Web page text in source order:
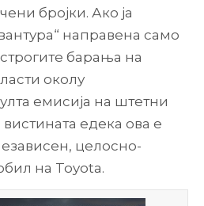
бројки. Ако ја
направена само
барања на
околу
емисија на штетни
едека ова е
целосно-
на Toyota.